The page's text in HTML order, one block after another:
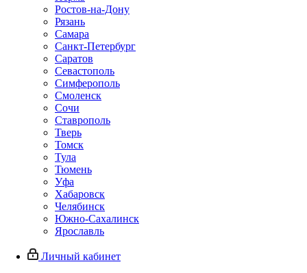
Ростов-на-Дону
Рязань
Самара
Санкт-Петербург
Саратов
Севастополь
Симферополь
Смоленск
Сочи
Ставрополь
Тверь
Томск
Тула
Тюмень
Уфа
Хабаровск
Челябинск
Южно-Сахалинск
Ярославль
Личный кабинет